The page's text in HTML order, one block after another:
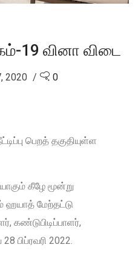
வினா விடை
2020 0
பெறத் தகுதியுள்ள
கீழே மூன்று
ஹயாத் மேற்தட்டு
கண்டுபிடிப்பாளர்,
பிப்ரவரி 2022.